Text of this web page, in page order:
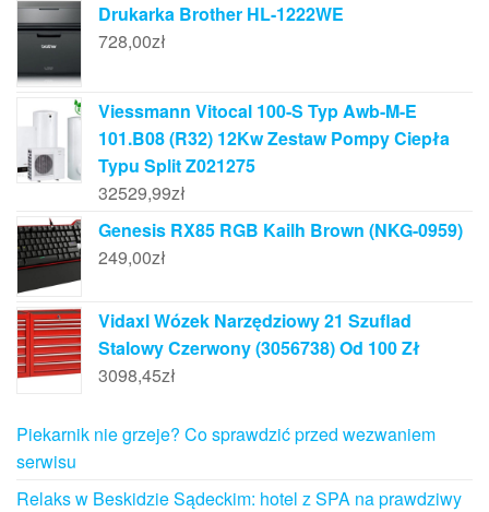
Drukarka Brother HL-1222WE
728,00zł
Viessmann Vitocal 100-S Typ Awb-M-E
101.B08 (R32) 12Kw Zestaw Pompy Ciepła
Typu Split Z021275
32529,99zł
Genesis RX85 RGB Kailh Brown (NKG-0959)
249,00zł
Vidaxl Wózek Narzędziowy 21 Szuflad
Stalowy Czerwony (3056738) Od 100 Zł
3098,45zł
Piekarnik nie grzeje? Co sprawdzić przed wezwaniem
serwisu
Relaks w Beskidzie Sądeckim: hotel z SPA na prawdziwy